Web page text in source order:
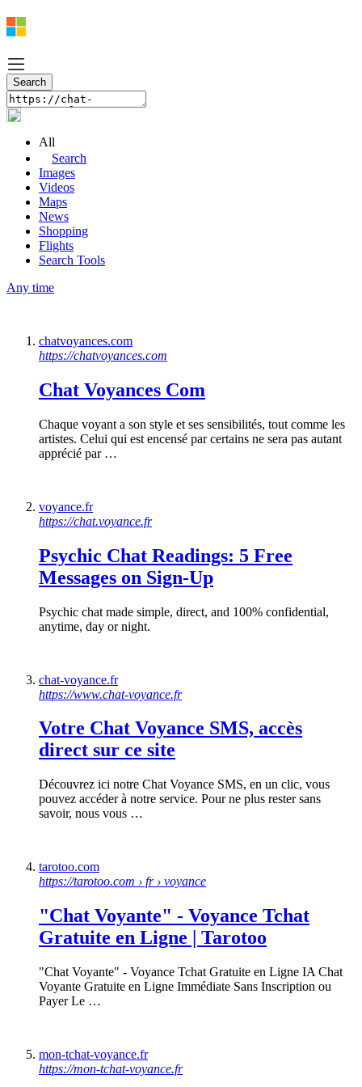
All
Search
Images
Videos
Maps
News
Shopping
Flights
Search Tools
Any time
chatvoyances.com
https://chatvoyances.com
Chat Voyances Com
Chaque voyant a son style et ses sensibilités, tout comme les
artistes. Celui qui est encensé par certains ne sera pas autant
apprécié par …
voyance.fr
https://chat.voyance.fr
Psychic Chat Readings: 5 Free
Messages on Sign-Up
Psychic chat made simple, direct, and 100% confidential,
anytime, day or night.
chat-voyance.fr
https://www.chat-voyance.fr
Votre Chat Voyance SMS, accès
direct sur ce site
Découvrez ici notre Chat Voyance SMS, en un clic, vous
pouvez accéder à notre service. Pour ne plus rester sans
savoir, nous vous …
tarotoo.com
https://tarotoo.com › fr › voyance
"Chat Voyante" - Voyance Tchat
Gratuite en Ligne | Tarotoo
"Chat Voyante" - Voyance Tchat Gratuite en Ligne IA Chat
Voyante Gratuite en Ligne Immédiate Sans Inscription ou
Payer Le …
mon-tchat-voyance.fr
https://mon-tchat-voyance.fr